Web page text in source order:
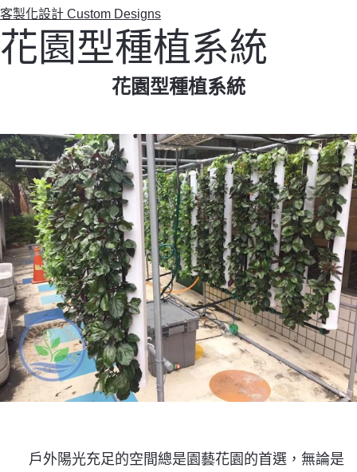
客製化設計 Custom Designs
花園型種植系統
花園型種植系統
戶外陽光充足的空間總是園藝花園的首選，無論是